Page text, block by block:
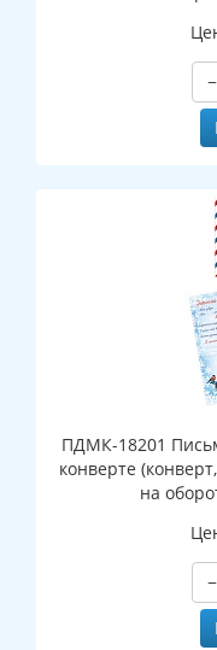
−
ПДМК-18201
конверте
на
−